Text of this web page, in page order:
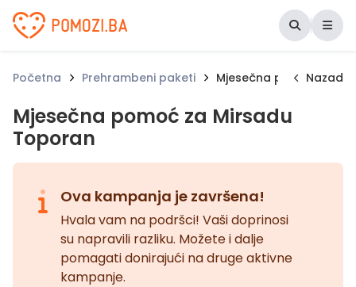
Udruženje Pomozi.ba
Početna Prehrambeni paketi Mjesečna pomoć za
Nazad
Mjesečna pomoć za Mirsadu
Toporan
Ova kampanja je završena!
Hvala vam na podršci! Vaši doprinosi
su napravili razliku. Možete i dalje
pomagati donirajući na druge aktivne
kampanje.